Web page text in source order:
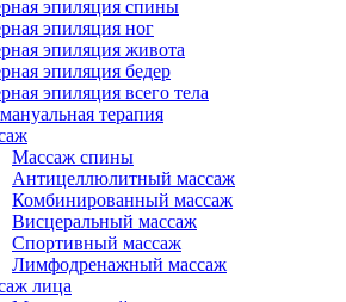
эпиляция спины
эпиляция ног
эпиляция живота
эпиляция бедер
эпиляция всего тела
терапия
Массаж спины
Антицеллюлитный массаж
Комбинированный массаж
Висцеральный массаж
Спортивный массаж
Лимфодренажный массаж
лица